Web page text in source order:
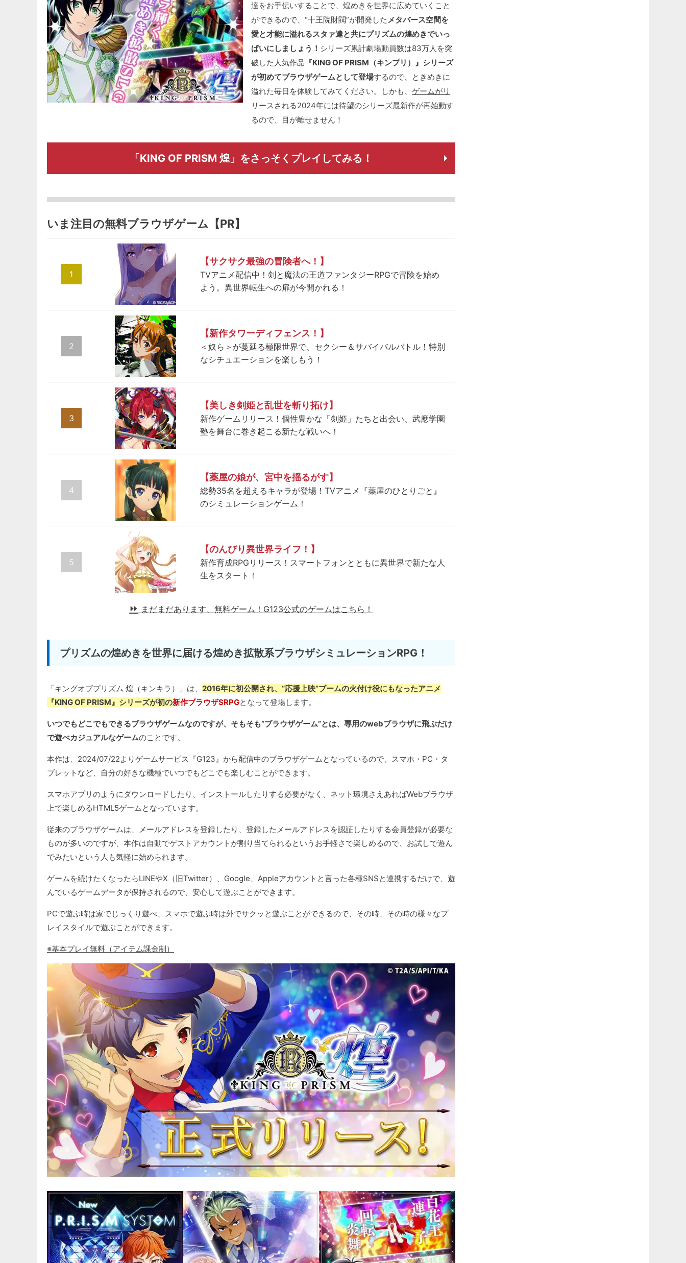
達をお手伝いすることで、煌めきを世界に広めていくこと
ができるので、“十王院財閥”が開発したメタバース空間を
愛と才能に溢れるスタァ達と共にプリズムの煌めきでいっ
ぱいにしましょう！ シリーズ累計劇場動員数は83万人を突
破した人気作品 『KING OF PRISM（キンプリ）』シリーズ
が初めてブラウザゲームとして登場するので、ときめきに
溢れた毎日を体験してみてください。しかも、ゲームがリ
リースされる2024年には待望のシリーズ最新作が再始動す
るので、目が離せません！
「KING OF PRISM 煌」をさっそくプレイしてみる！
いま注目の無料ブラウザゲーム【PR】
1
【サクサク最強の冒険者へ！】
TVアニメ配信中！剣と魔法の王道ファンタジーRPGで冒険を始め
よう。異世界転生への扉が今開かれる！
2
【新作タワーディフェンス！】
＜奴ら＞が蔓延る極限世界で、セクシー＆サバイバルバトル！特別
なシチュエーションを楽しもう！
3
【美しき剣姫と乱世を斬り拓け】
新作ゲームリリース！個性豊かな「剣姫」たちと出会い、武應学園
塾を舞台に巻き起こる新たな戦いへ！
4
【薬屋の娘が、宮中を揺るがす】
総勢35名を超えるキャラが登場！TVアニメ『薬屋のひとりごと』
のシミュレーションゲーム！
5
【のんびり異世界ライフ！】
新作育成RPGリリース！スマートフォンとともに異世界で新たな人
生をスタート！
まだまだあります、無料ゲーム！ G123公式のゲームはこちら！
プリズムの煌めきを世界に届ける煌めき拡散系ブラウザシミュレーションRPG！
「キングオブプリズム 煌（キンキラ）」は、 2016年に初公開され、“応援上映”ブームの火付け役にもなったアニメ
『KING OF PRISM』シリーズが初の新作ブラウザSRPGとなって登場します。
いつでもどこでもできるブラウザゲームなのですが、そもそも“ブラウザゲーム”とは、専用のwebブラウザに飛ぶだけ
で遊べカジュアルなゲームのことです。
本作は、2024/07/22よりゲームサービス『G123』から配信中のブラウザゲームとなっているので、スマホ・PC・タ
ブレットなど、自分の好きな機種でいつでもどこでも楽しむことができます。
スマホアプリのようにダウンロードしたり、インストールしたりする必要がなく、ネット環境さえあればWebブラウザ
上で楽しめるHTML5ゲームとなっています。
従来のブラウザゲームは、メールアドレスを登録したり、登録したメールアドレスを認証したりする会員登録が必要な
ものが多いのですが、本作は自動でゲストアカウントが割り当てられるというお手軽さで楽しめるので、お試しで遊ん
でみたいという人も気軽に始められます。
ゲームを続けたくなったらLINEやX（旧Twitter）、Google、Appleアカウントと言った各種SNSと連携するだけで、遊
んでいるゲームデータが保持されるので、安心して遊ぶことができます。
PCで遊ぶ時は家でじっくり遊べ、スマホで遊ぶ時は外でサクッと遊ぶことができるので、その時、その時の様々なプ
レイスタイルで遊ぶことができます。
※基本プレイ無料（アイテム課金制）